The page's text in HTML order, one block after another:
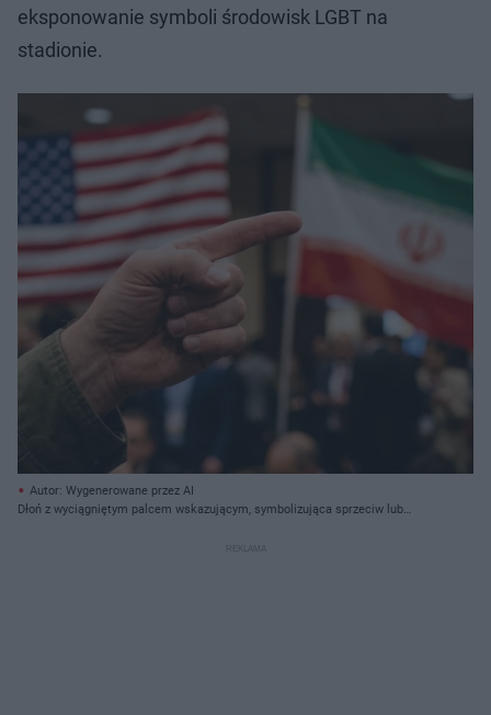
eksponowanie symboli środowisk LGBT na
stadionie.
Autor: Wygenerowane przez AI
Dłoń z wyciągniętym palcem wskazującym, symbolizująca sprzeciw lub
stosunkach USA-Iran, o czym można przeczytać na Super Biznes.